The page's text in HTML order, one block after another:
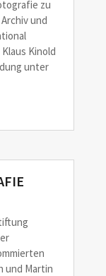
zu
und
Kinold
unter
und Martin